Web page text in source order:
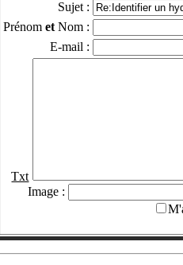
Sujet :
Prénom et Nom :
E-mail :
Txt
Image :